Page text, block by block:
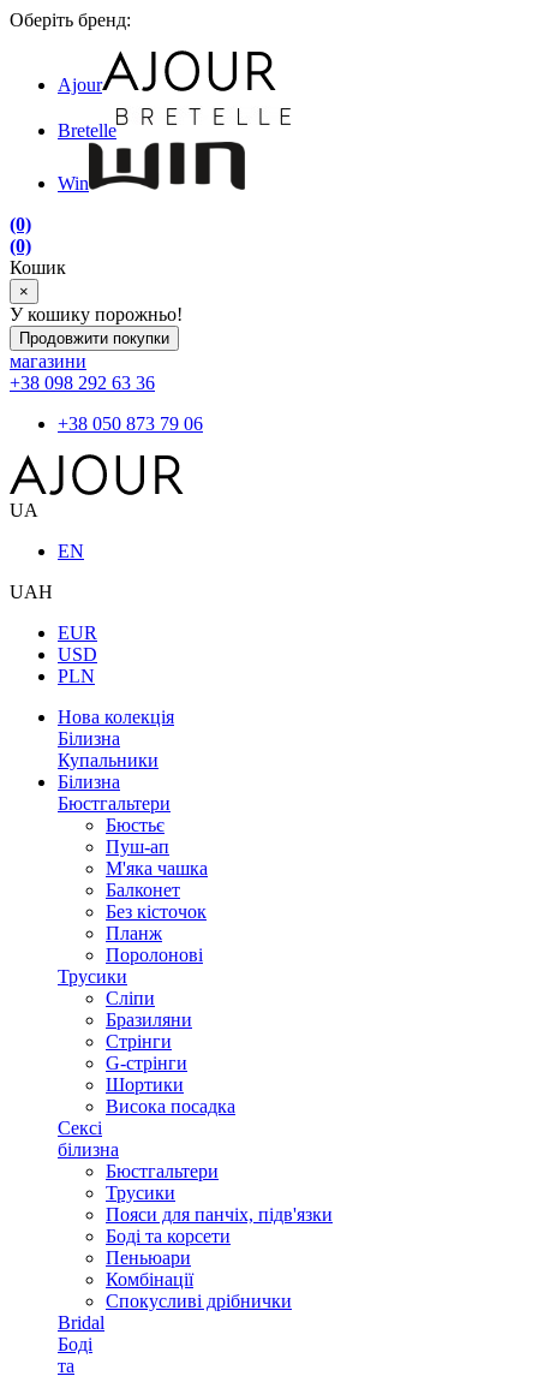
Оберіть бренд:
Ajour
Bretelle
Win
(0)
(0)
Кошик
×
У кошику порожньо!
Продовжити покупки
магазини
+38 098 292 63 36
+38 050 873 79 06
UA
EN
UAH
EUR
USD
PLN
Нова колекція
Білизна
Купальники
Білизна
Бюстгальтери
Бюстьє
Пуш-ап
М'яка чашка
Балконет
Без кісточок
Планж
Поролонові
Трусики
Сліпи
Бразиляни
Стрінги
G-стрінги
Шортики
Висока посадка
Сексі
білизна
Бюстгальтери
Трусики
Пояси для панчіх, підв'язки
Боді та корсети
Пеньюари
Комбінації
Спокусливі дрібнички
Bridal
Боді
та